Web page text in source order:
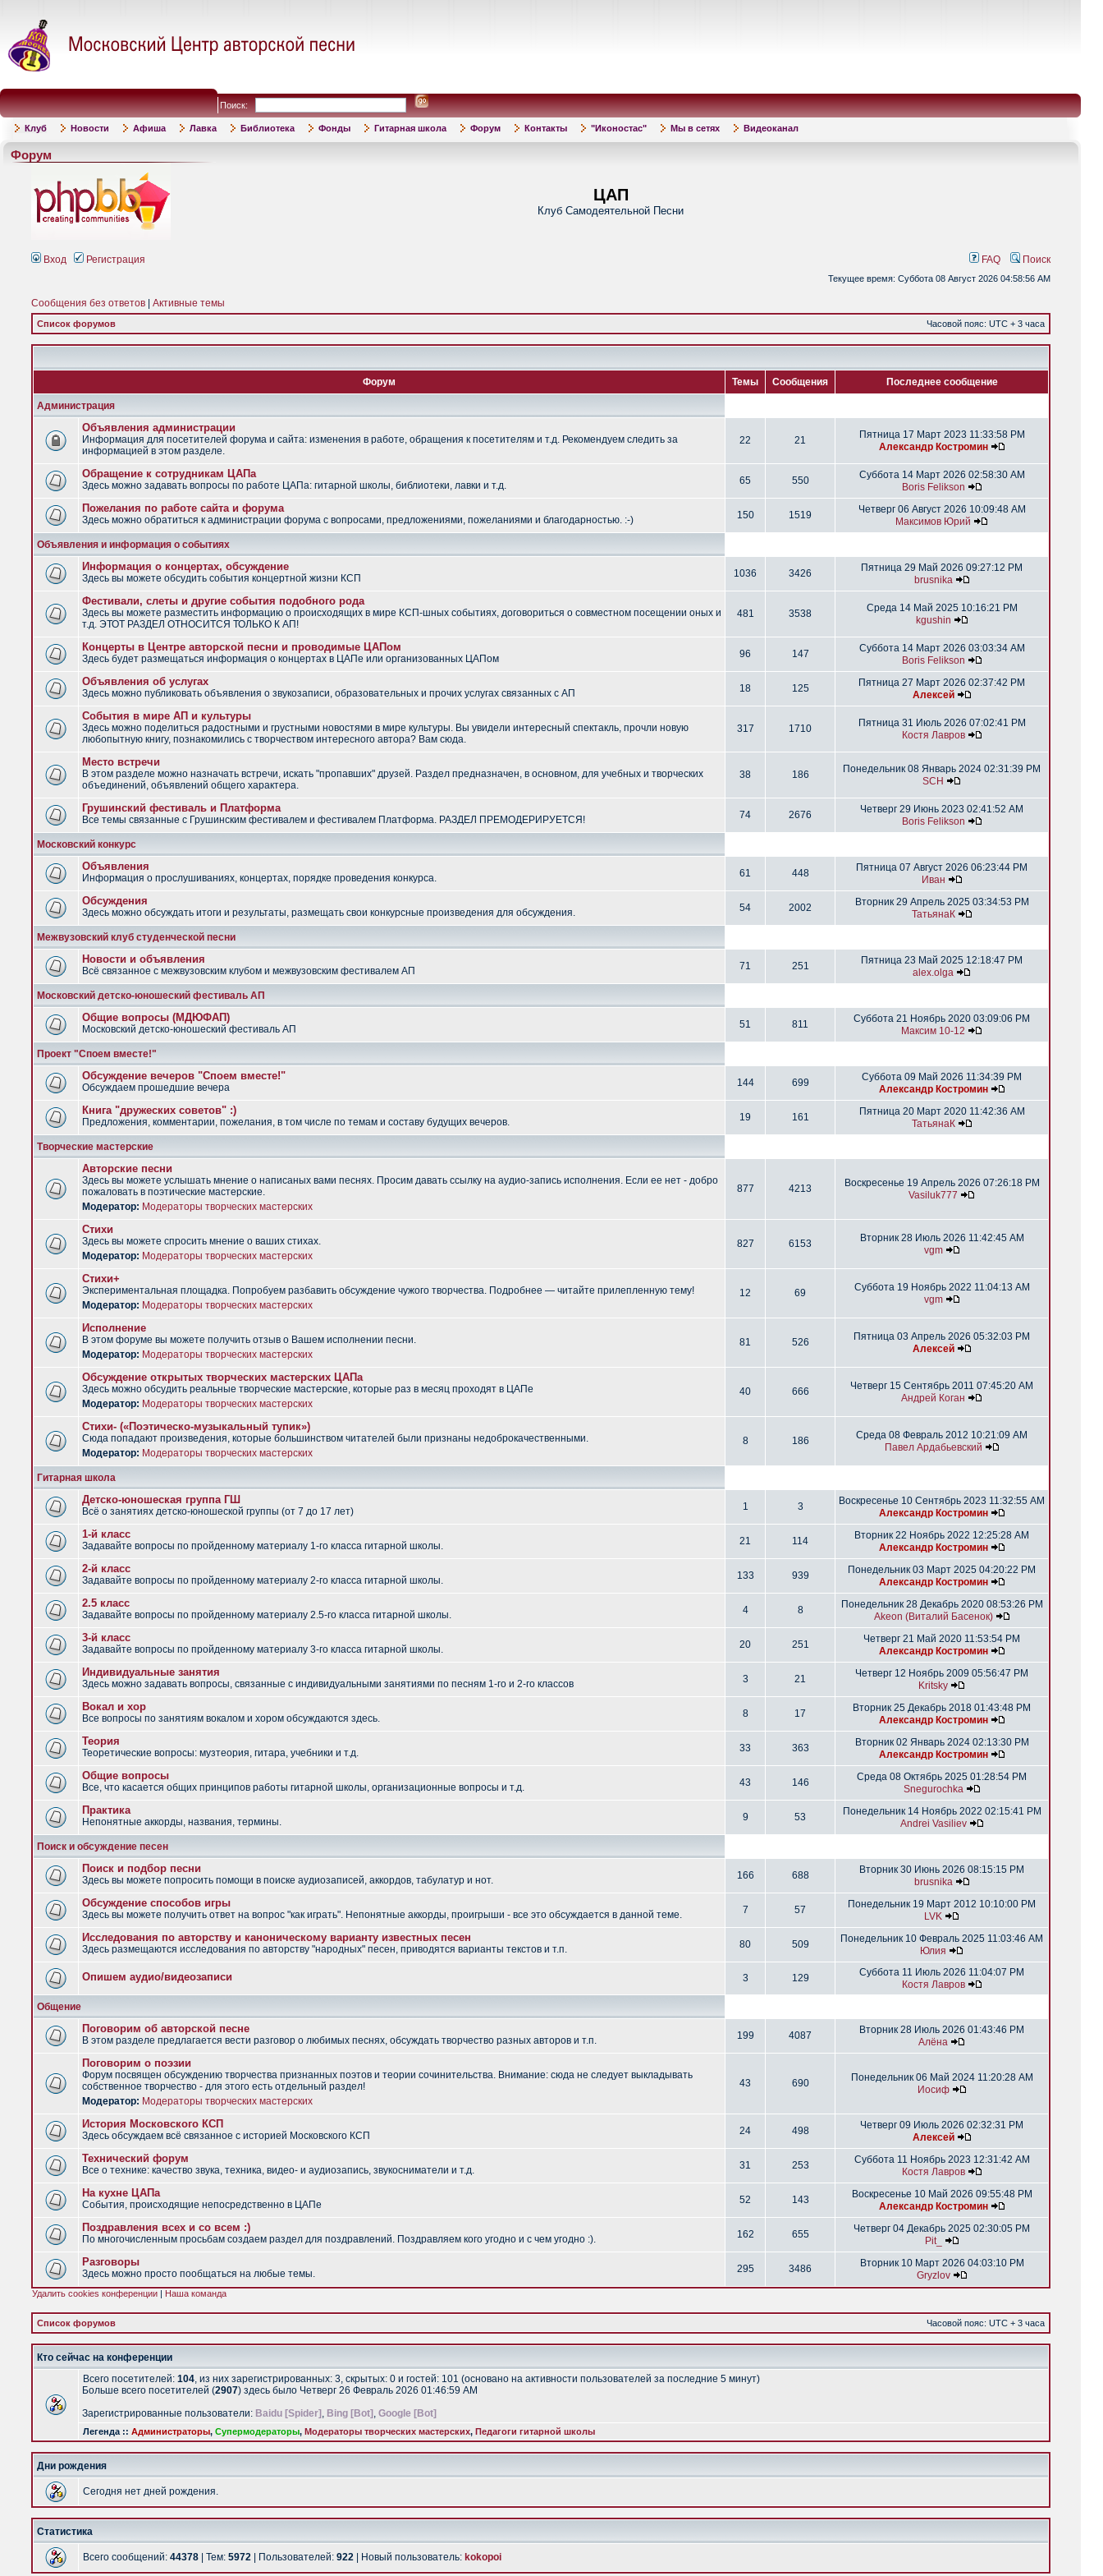
Поиск:
Клуб Новости Афиша Лавка Библиотека Фонды Гитарная школа Форум Контакты "Иконостас" Мы в сетях Видеоканал
Форум
ЦАП
Клуб Самодеятельной Песни
Вход Регистрация FAQ Поиск
Текущее время: Суббота 08 Август 2026 04:58:56 AM
Сообщения без ответов Активные темы
Список форумов Часовой пояс: UTC + 3 часа
Форум Темы Сообщения Последнее сообщение
Администрация
Объявления администрации
Информация для посетителей форума и сайта: изменения в работе, обращения к посетителям и т.д. Рекомендуем следить за
информацией в этом разделе.
22 21
Пятница 17 Март 2023 11:33:58 PM
Александр Костромин
Обращение к сотрудникам ЦАПа
Здесь можно задавать вопросы по работе ЦАПа: гитарной школы, библиотеки, лавки и т.д. 65 550
Суббота 14 Март 2026 02:58:30 AM
Boris Felikson
Пожелания по работе сайта и форума
Здесь можно обратиться к администрации форума с вопросами, предложениями, пожеланиями и благодарностью. :-) 150 1519
Четверг 06 Август 2026 10:09:48 AM
Максимов Юрий
Объявления и информация о событиях
Информация о концертах, обсуждение
Здесь вы можете обсудить события концертной жизни КСП 1036 3426
Пятница 29 Май 2026 09:27:12 PM
brusnika
Фестивали, слеты и другие события подобного рода
Здесь вы можете разместить информацию о происходящих в мире КСП-шных событиях, договориться о совместном посещении оных и
т.д. ЭТОТ РАЗДЕЛ ОТНОСИТСЯ ТОЛЬКО К АП!
481 3538
Среда 14 Май 2025 10:16:21 PM
kgushin
Концерты в Центре авторской песни и проводимые ЦАПом
Здесь будет размещаться информация о концертах в ЦАПе или организованных ЦАПом 96 147
Суббота 14 Март 2026 03:03:34 AM
Boris Felikson
Объявления об услугах
Здесь можно публиковать объявления о звукозаписи, образовательных и прочих услугах связанных с АП 18 125
Пятница 27 Март 2026 02:37:42 PM
Алексей
События в мире АП и культуры
Здесь можно поделиться радостными и грустными новостями в мире культуры. Вы увидели интересный спектакль, прочли новую
любопытную книгу, познакомились с творчеством интересного автора? Вам сюда.
317 1710
Пятница 31 Июль 2026 07:02:41 PM
Костя Лавров
Место встречи
В этом разделе можно назначать встречи, искать "пропавших" друзей. Раздел предназначен, в основном, для учебных и творческих
объединений, объявлений общего характера.
38 186
Понедельник 08 Январь 2024 02:31:39 PM
SCH
Грушинский фестиваль и Платформа
Все темы связанные с Грушинским фестивалем и фестивалем Платформа. РАЗДЕЛ ПРЕМОДЕРИРУЕТСЯ! 74 2676
Четверг 29 Июнь 2023 02:41:52 AM
Boris Felikson
Московский конкурс
Объявления
Информация о прослушиваниях, концертах, порядке проведения конкурса. 61 448
Пятница 07 Август 2026 06:23:44 PM
Иван
Обсуждения
Здесь можно обсуждать итоги и результаты, размещать свои конкурсные произведения для обсуждения. 54 2002
Вторник 29 Апрель 2025 03:34:53 PM
ТатьянаК
Межвузовский клуб студенческой песни
Новости и объявления
Всё связанное с межвузовским клубом и межвузовским фестивалем АП 71 251
Пятница 23 Май 2025 12:18:47 PM
alex.olga
Московский детско-юношеский фестиваль АП
Общие вопросы (МДЮФАП)
Московский детско-юношеский фестиваль АП 51 811
Суббота 21 Ноябрь 2020 03:09:06 PM
Максим 10-12
Проект "Споем вместе!"
Обсуждение вечеров "Споем вместе!"
Обсуждаем прошедшие вечера 144 699
Суббота 09 Май 2026 11:34:39 PM
Александр Костромин
Книга "дружеских советов" :)
Предложения, комментарии, пожелания, в том числе по темам и составу будущих вечеров. 19 161
Пятница 20 Март 2020 11:42:36 AM
ТатьянаК
Творческие мастерские
Авторские песни
Здесь вы можете услышать мнение о написаных вами песнях. Просим давать ссылку на аудио-запись исполнения. Если ее нет - добро
пожаловать в поэтические мастерские.
Модератор: Модераторы творческих мастерских
877 4213
Воскресенье 19 Апрель 2026 07:26:18 PM
Vasiluk777
Стихи
Здесь вы можете спросить мнение о ваших стихах.
Модератор: Модераторы творческих мастерских
827 6153
Вторник 28 Июль 2026 11:42:45 AM
vgm
Стихи+
Экспериментальная площадка. Попробуем разбавить обсуждение чужого творчества. Подробнее — читайте прилепленную тему!
Модератор: Модераторы творческих мастерских
12 69
Суббота 19 Ноябрь 2022 11:04:13 AM
vgm
Исполнение
В этом форуме вы можете получить отзыв о Вашем исполнении песни.
Модератор: Модераторы творческих мастерских
81 526
Пятница 03 Апрель 2026 05:32:03 PM
Алексей
Обсуждение открытых творческих мастерских ЦАПа
Здесь можно обсудить реальные творческие мастерские, которые раз в месяц проходят в ЦАПе
Модератор: Модераторы творческих мастерских
40 666
Четверг 15 Сентябрь 2011 07:45:20 AM
Андрей Коган
Стихи- («Поэтическо-музыкальный тупик»)
Сюда попадают произведения, которые большинством читателей были признаны недоброкачественными.
Модератор: Модераторы творческих мастерских
8 186
Среда 08 Февраль 2012 10:21:09 AM
Павел Ардабьевский
Гитарная школа
Детско-юношеская группа ГШ
Всё о занятиях детско-юношеской группы (от 7 до 17 лет) 1 3
Воскресенье 10 Сентябрь 2023 11:32:55 AM
Александр Костромин
1-й класс
Задавайте вопросы по пройденному материалу 1-го класса гитарной школы. 21 114
Вторник 22 Ноябрь 2022 12:25:28 AM
Александр Костромин
2-й класс
Задавайте вопросы по пройденному материалу 2-го класса гитарной школы. 133 939
Понедельник 03 Март 2025 04:20:22 PM
Александр Костромин
2.5 класс
Задавайте вопросы по пройденному материалу 2.5-го класса гитарной школы. 4 8
Понедельник 28 Декабрь 2020 08:53:26 PM
Akeon (Виталий Басенок)
3-й класс
Задавайте вопросы по пройденному материалу 3-го класса гитарной школы. 20 251
Четверг 21 Май 2020 11:53:54 PM
Александр Костромин
Индивидуальные занятия
Здесь можно задавать вопросы, связанные с индивидуальными занятиями по песням 1-го и 2-го классов 3 21
Четверг 12 Ноябрь 2009 05:56:47 PM
Kritsky
Вокал и хор
Все вопросы по занятиям вокалом и хором обсуждаются здесь. 8 17
Вторник 25 Декабрь 2018 01:43:48 PM
Александр Костромин
Теория
Теоретические вопросы: музтеория, гитара, учебники и т.д. 33 363
Вторник 02 Январь 2024 02:13:30 PM
Александр Костромин
Общие вопросы
Все, что касается общих принципов работы гитарной школы, организационные вопросы и т.д. 43 146
Среда 08 Октябрь 2025 01:28:54 PM
Snegurochka
Практика
Непонятные аккорды, названия, термины. 9 53
Понедельник 14 Ноябрь 2022 02:15:41 PM
Andrei Vasiliev
Поиск и обсуждение песен
Поиск и подбор песни
Здесь вы можете попросить помощи в поиске аудиозаписей, аккордов, табулатур и нот. 166 688
Вторник 30 Июнь 2026 08:15:15 PM
brusnika
Обсуждение способов игры
Здесь вы можете получить ответ на вопрос "как играть". Непонятные аккорды, проигрыши - все это обсуждается в данной теме. 7 57
Понедельник 19 Март 2012 10:10:00 PM
LVK
Исследования по авторству и каноническому варианту известных песен
Здесь размещаются исследования по авторству "народных" песен, приводятся варианты текстов и т.п. 80 509
Понедельник 10 Февраль 2025 11:03:46 AM
Юлия
Опишем аудио/видеозаписи 3 129
Суббота 11 Июль 2026 11:04:07 PM
Костя Лавров
Общение
Поговорим об авторской песне
В этом разделе предлагается вести разговор о любимых песнях, обсуждать творчество разных авторов и т.п. 199 4087
Вторник 28 Июль 2026 01:43:46 PM
Алёна
Поговорим о поэзии
Форум посвящен обсуждению творчества признанных поэтов и теории сочинительства. Внимание: сюда не следует выкладывать
собственное творчество - для этого есть отдельный раздел!
Модератор: Модераторы творческих мастерских
43 690
Понедельник 06 Май 2024 11:20:28 AM
Иосиф
История Московского КСП
Здесь обсуждаем всё связанное с историей Московского КСП 24 498
Четверг 09 Июль 2026 02:32:31 PM
Алексей
Технический форум
Все о технике: качество звука, техника, видео- и аудиозапись, звукосниматели и т.д. 31 253
Суббота 11 Ноябрь 2023 12:31:42 AM
Костя Лавров
На кухне ЦАПа
События, происходящие непосредственно в ЦАПе 52 143
Воскресенье 10 Май 2026 09:55:48 PM
Александр Костромин
Поздравления всех и со всем :)
По многочисленным просьбам создаем раздел для поздравлений. Поздравляем кого угодно и с чем угодно :). 162 655
Четверг 04 Декабрь 2025 02:30:05 PM
Pit_
Разговоры
Здесь можно просто пообщаться на любые темы. 295 3486
Вторник 10 Март 2026 04:03:10 PM
Gryzlov
Удалить cookies конференции | Наша команда
Список форумов Часовой пояс: UTC + 3 часа
Кто сейчас на конференции
Всего посетителей: 104, из них зарегистрированных: 3, скрытых: 0 и гостей: 101 (основано на активности пользователей за последние 5 минут)
Больше всего посетителей (2907) здесь было Четверг 26 Февраль 2026 01:46:59 AM
Зарегистрированные пользователи: Baidu [Spider] , Bing [Bot] , Google [Bot]
Легенда :: Администраторы, Супермодераторы, Модераторы творческих мастерских, Педагоги гитарной школы
Дни рождения
Сегодня нет дней рождения.
Статистика
Всего сообщений: 44378 | Тем: 5972 | Пользователей: 922 | Новый пользователь: kokopoi